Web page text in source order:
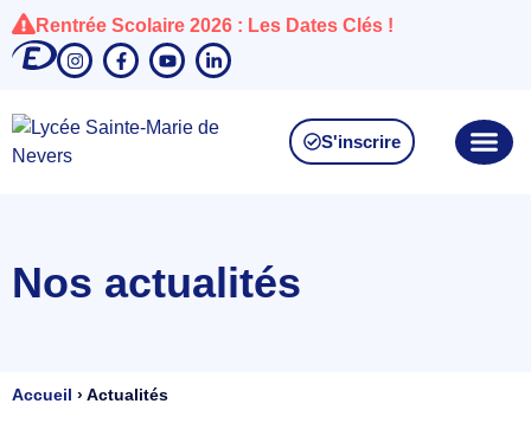
Rentrée Scolaire 2026 : Les Dates Clés !
S'inscrire
Nos actualités
Accueil › Actualités